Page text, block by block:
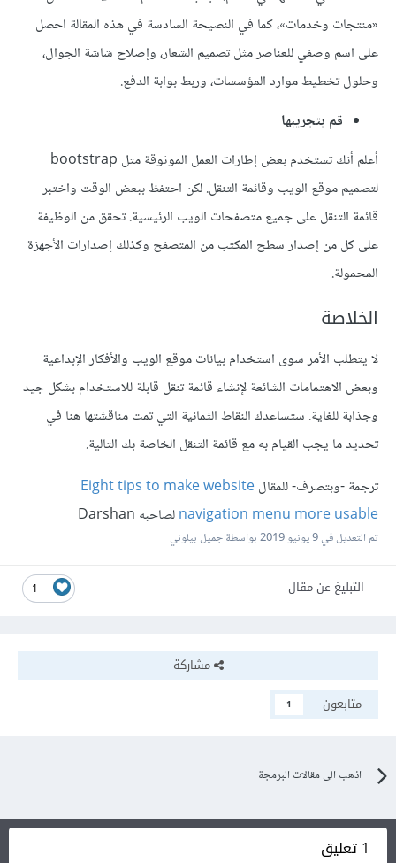
«منتجات وخدمات»، كما في النصيحة السادسة في هذه المقالة احصل
على اسم وصفي للعناصر مثل تصميم الشعار، وإصلاح شاشة الجوال،
وحلول تخطيط موارد المؤسسات، وربط بوابة الدفع.
قم بتجريبها
أعلم أنك تستخدم بعض إطارات العمل الموثوقة مثل bootstrap
لتصميم موقع الويب وقائمة التنقل. لكن احتفظ ببعض الوقت واختبر
قائمة التنقل على جميع متصفحات الويب الرئيسية. تحقق من الوظيفة
على كل من إصدار سطح المكتب من المتصفح وكذلك إصدارات الأجهزة
المحمولة.
الخلاصة
لا يتطلب الأمر سوى استخدام بيانات موقع الويب والأفكار الإبداعية
وبعض الاهتمامات الشائعة لإنشاء قائمة تنقل قابلة للاستخدام بشكل جيد
وجذابة للغاية. ستساعدك النقاط الثمانية التي تمت مناقشتها هنا في
تحديد ما يجب القيام به مع قائمة التنقل الخاصة بك التالية.
ترجمة -وبتصرف- للمقالEight tips to make website
navigation menu more usableلصاحبه Darshan
تم التعديل في9 يونيو 2019 بواسطة جميل بيلوني
1 التبليغ عن مقال
مشاركة
متابعون
1
اذهب الى مقالات البرمجة
1 تعليق